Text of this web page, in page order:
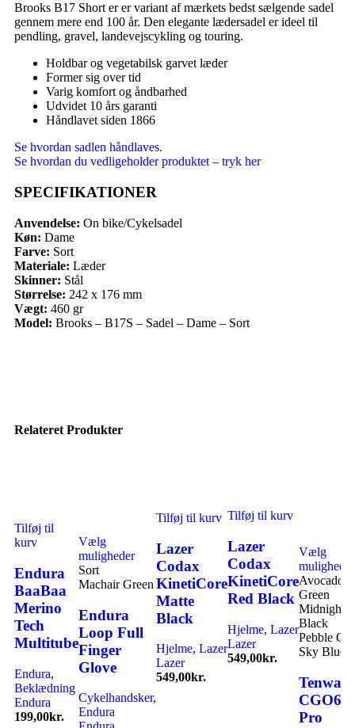
Brooks B17 Short er er variant af mærkets bedst sælgende sadel
gennem mere end 100 år. Den elegante lædersadel er ideel til
pendling, gravel, landevejscykling og touring.
Holdbar og vegetabilsk garvet læder
Former sig over tid
Varig komfort og åndbarhed
Udvidet 10 års garanti
Håndlavet siden 1866
Se hvordan sadlen håndlaves.
Se hvordan du vedligeholder produktet – tryk her
SPECIFIKATIONER
Anvendelse: On bike/Cykelsadel
Køn: Dame
Farve: Sort
Materiale: Læder
Skinner: Stål
Størrelse: 242 x 176 mm
Vægt: 460 gr
Model: Brooks – B17S – Sadel – Dame – Sort
Relateret Produkter
Tilføj til
kurv
Endura
BaaBaa
Merino
Tech
Multitube
Endura,
Beklædning
Endura
199,00kr.
Vælg
muligheder
Sort
Machair Green
Endura
Loop Full
Finger
Glove
Cykelhandsker,
Endura
Tilføj til kurv
Lazer
Codax
KinetiCore
Matte
Black
Hjelme, Lazer
Lazer
549,00kr.
Tilføj til kurv
Lazer
Codax
KinetiCore
Red Black
Hjelme, Lazer
Lazer
549,00kr.
Vælg
muligheder
Avocado
Green
Midnight
Black
Pebble
Sky Blue
Tenways
Pro